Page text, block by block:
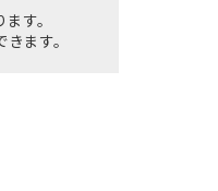
す。
ます。